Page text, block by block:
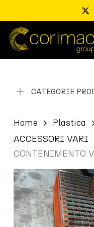
main
content
x-
Ricerca
prodotti
CATEGORIE
Home Plastica
ACCESSORI VARI
CONTENIMENTO